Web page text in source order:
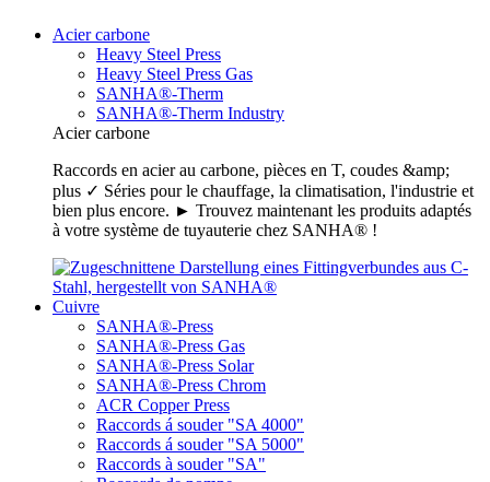
Acier carbone
Heavy Steel Press
Heavy Steel Press Gas
SANHA®-Therm
SANHA®-Therm Industry
Acier carbone
Raccords en acier au carbone, pièces en T, coudes &amp;
plus ✓ Séries pour le chauffage, la climatisation, l'industrie et
bien plus encore. ► Trouvez maintenant les produits adaptés
à votre système de tuyauterie chez SANHA® !
Cuivre
SANHA®-Press
SANHA®-Press Gas
SANHA®-Press Solar
SANHA®-Press Chrom
ACR Copper Press
Raccords á souder "SA 4000"
Raccords á souder "SA 5000"
Raccords à souder "SA"